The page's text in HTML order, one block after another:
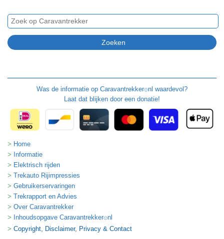
Was de informatie op Caravantrekker🙂nl waardevol?
Laat dat blijken door een donatie!
Home
Informatie
Elektrisch rijden
Trekauto Rijimpressies
Gebruikerservaringen
Trekrapport en Advies
Over Caravantrekker
Inhoudsopgave Caravantrekker🙂nl
Copyright, Disclaimer, Privacy & Contact